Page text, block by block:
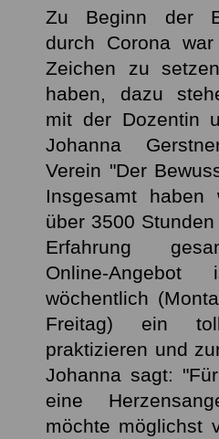
Zu Beginn der
durch Corona
Zeichen zu
haben, dazu
mit der Dozentin
Johanna
Verein "Der
Insgesamt
über 3500
Erfahrung
Online-
wöchentlich
Freitag) ein
praktizieren und
Johanna sagt: "
eine
möchte möglichst